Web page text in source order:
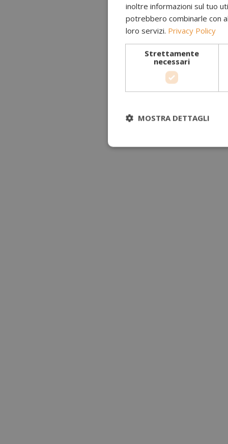
inoltre informazioni sul tuo
potrebbero combinarle con
loro servizi. Privacy Policy
Strettamente
necessari
MOSTRA DETTAGLI